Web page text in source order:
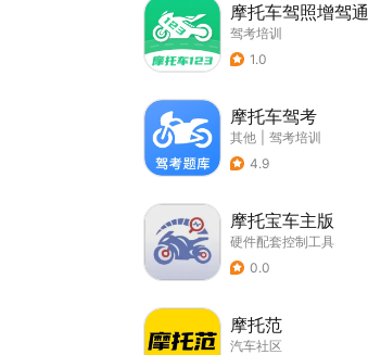
摩托车驾照增驾通
驾考培训
1.0
摩托车驾考
其他
驾考培训
4.9
摩托宝车主版
硬件配套控制工具
0.0
摩托范
汽车社区